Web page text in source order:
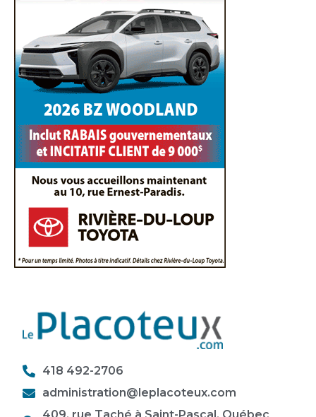
418 492-2706
administration@leplacoteux.com